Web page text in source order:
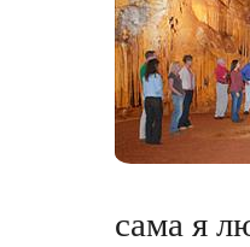
сама я